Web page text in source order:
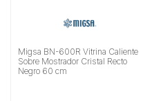
Migsa BN-600R Vitrina Caliente
Sobre Mostrador Cristal Recto
Negro 60 cm